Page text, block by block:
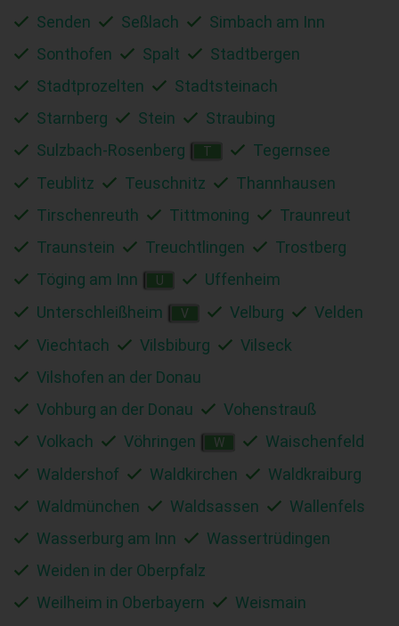
Senden
Seßlach
Simbach am Inn
Sonthofen
Spalt
Stadtbergen
Stadtprozelten
Stadtsteinach
Starnberg
Stein
Straubing
Sulzbach-Rosenberg
T
Tegernsee
Teublitz
Teuschnitz
Thannhausen
Tirschenreuth
Tittmoning
Traunreut
Traunstein
Treuchtlingen
Trostberg
Töging am Inn
U
Uffenheim
Unterschleißheim
V Velburg
Velden
Viechtach
Vilsbiburg
Vilseck
Vilshofen an der Donau
Vohburg an der Donau
Vohenstrauß
Volkach
Vöhringen W
Waischenfeld
Waldershof
Waldkirchen
Waldkraiburg
Waldmünchen
Waldsassen
Wallenfels
Wasserburg am Inn
Wassertrüdingen
Weiden in der Oberpfalz
Weilheim in Oberbayern
Weismain